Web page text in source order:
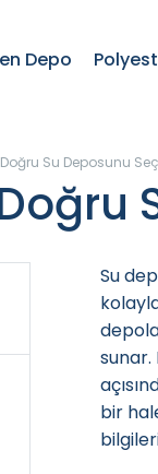
Depo
Su Deposunu
Su
sunar.
bir